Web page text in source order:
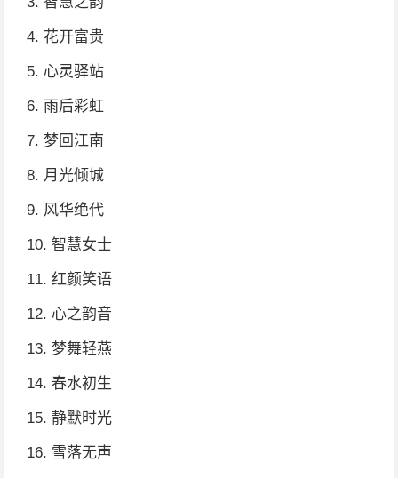
4. 花开富贵
5. 心灵驿站
6. 雨后彩虹
7. 梦回江南
8. 月光倾城
9. 风华绝代
10. 智慧女士
11. 红颜笑语
12. 心之韵音
13. 梦舞轻燕
14. 春水初生
15. 静默时光
16. 雪落无声